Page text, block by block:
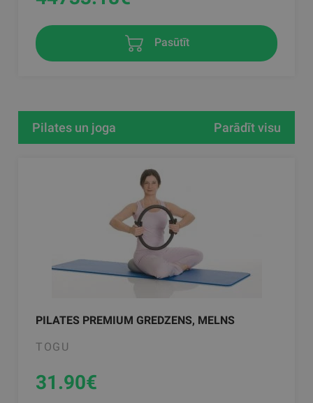
Pasūtīt
Pilates un joga Parādīt visu
PILATES PREMIUM GREDZENS, MELNS
TOGU
31.90€